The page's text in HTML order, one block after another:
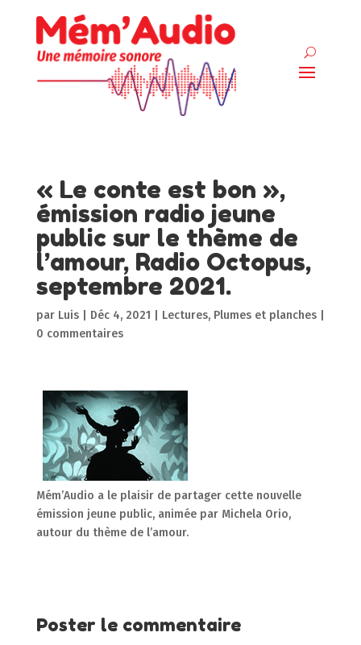
« Le conte est bon »,
émission radio jeune
public sur le thème de
l’amour, Radio Octopus,
septembre 2021.
par Luis| Déc 4, 2021 Lectures, Plumes et planches|
0 commentaires
Mém’Audio a le plaisir de partager cette nouvelle
émission jeune public, animée par Michela Orio,
autour du thème de l’amour.
Poster le commentaire